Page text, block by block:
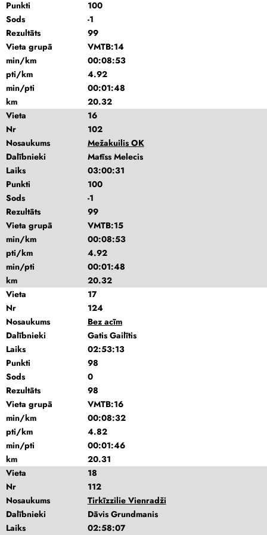
Punkti
100
Sods
-1
Rezultāts
99
Vieta grupā
VMTB:14
min/km
00:08:53
pti/km
4.92
min/pti
00:01:48
km
20.32
Vieta
16
Nr
102
Nosaukums
Mežakuilis OK
Dalībnieki
Matīss Melecis
Laiks
03:00:31
Punkti
100
Sods
-1
Rezultāts
99
Vieta grupā
VMTB:15
min/km
00:08:53
pti/km
4.92
min/pti
00:01:48
km
20.32
Vieta
17
Nr
124
Nosaukums
Bez acīm
Dalībnieki
Gatis Gailītis
Laiks
02:53:13
Punkti
98
Sods
0
Rezultāts
98
Vieta grupā
VMTB:16
min/km
00:08:32
pti/km
4.82
min/pti
00:01:46
km
20.31
Vieta
18
Nr
112
Nosaukums
Tirkīzzilie Vienradži
Dalībnieki
Dāvis Grundmanis
Laiks
02:58:07